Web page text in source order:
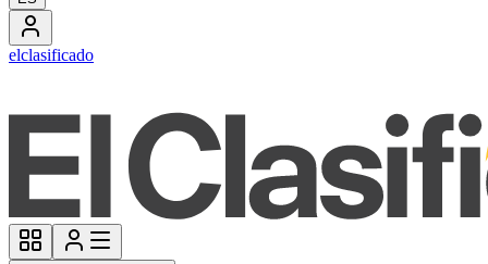
elclasificado